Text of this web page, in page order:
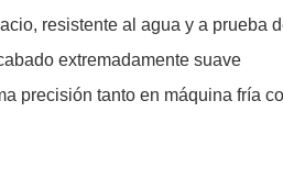
resistente al agua y a prueba
extremadamente suave
precisión tanto en máquina fría